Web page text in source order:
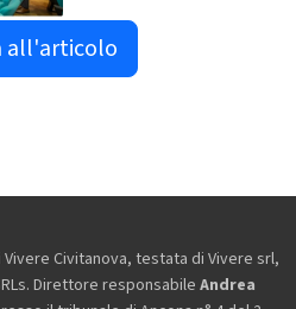
all'articolo
Civitanova, testata di Vivere srl,
Direttore responsabile Andrea